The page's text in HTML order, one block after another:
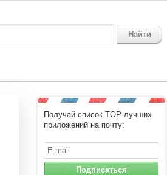
Найти
Получай список TOP-лучших
приложений на почту:
Подписаться